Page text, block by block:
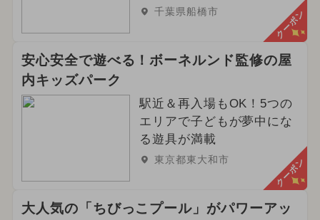
千葉県船橋市 クーポン
安心安全で遊べる！ボーネルンド監修の屋
内キッズパーク
駅近＆再入場もOK！5つの
エリアで子どもが夢中にな
る遊具が満載
東京都東大和市 クーポン
大人気の「ちびっこプール」がパワーアッ